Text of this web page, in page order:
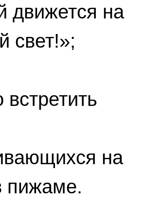
движется на
свет!»;
на
пижаме.